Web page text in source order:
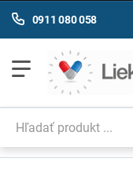
0911 080 058